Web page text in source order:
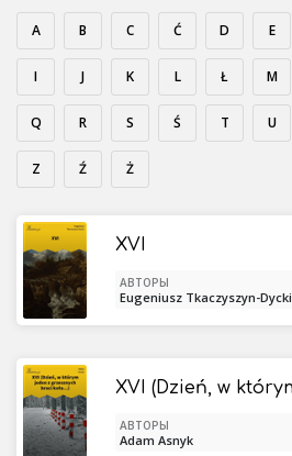
XVI
АВТОРЫ
Eugeniusz Tkaczyszyn-Dycki
АВТОРЫ
Adam Asnyk
A B C Ć D E
I J K L Ł M
Q R S Ś T U
Z Ź Ż